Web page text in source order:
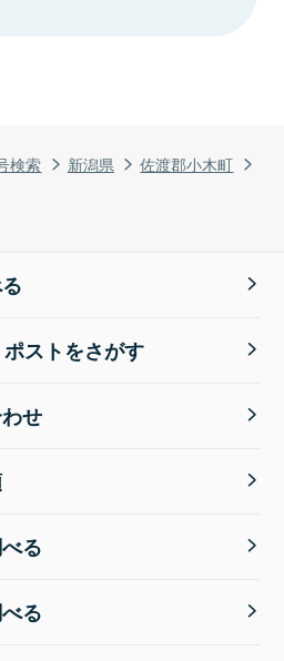
検索 新潟県
佐渡郡小木町
ストをさがす
せ
る
る